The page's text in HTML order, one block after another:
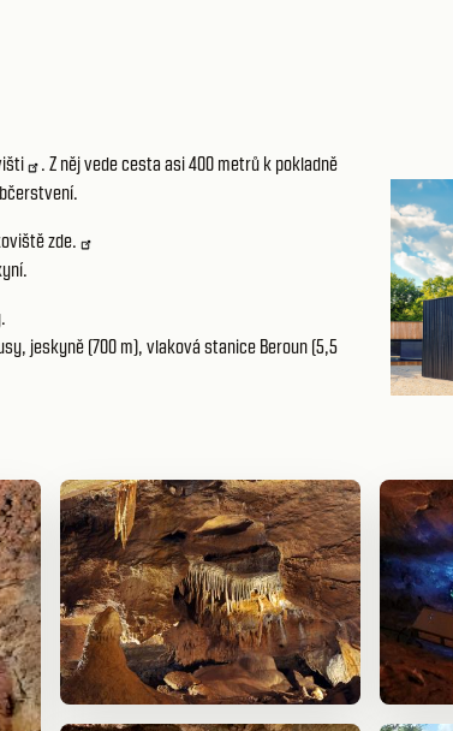
. Z něj vede cesta asi 400 metrů k pokladně
zde.
jeskyně (700 m), vlaková stanice Beroun (5,5